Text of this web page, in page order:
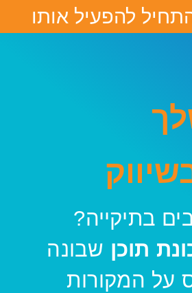
להפעיל אותו
בתיקייה?
תוכן שבונה
והכל מבוסס על המקורות